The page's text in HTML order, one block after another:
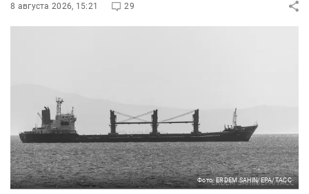
8 августа 2026, 15:21 29
Фото: ERDEM SAHIN/EPA/ТАСС